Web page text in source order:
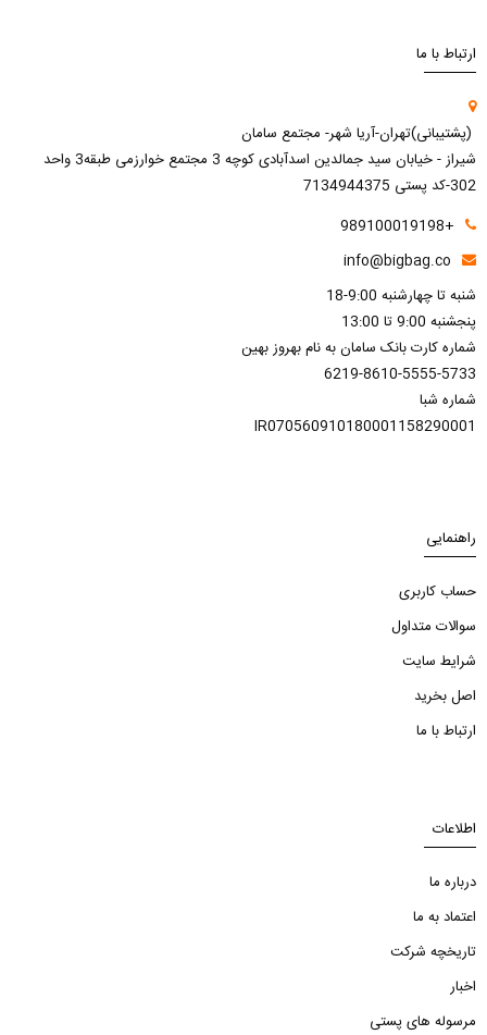
ارتباط با ما
(پشتیبانی)تهران-آریا شهر- مجتمع سامان
شیراز - خیابان سید جمالدین اسدآبادی کوچه 3 مجتمع خوارزمی طبقه3 واحد
302-کد پستی 7134944375
+989100019198
info@bigbag.co
شنبه تا چهارشنبه 9:00-18
پنجشنبه 9:00 تا 13:00
شماره کارت بانک سامان به نام بهروز بهین
6219-8610-5555-5733
شماره شبا
IR070560910180001158290001
راهنمایی
حساب کاربری
سوالات متداول
شرایط سایت
اصل بخرید
ارتباط با ما
اطلاعات
درباره ما
اعتماد به ما
تاریخچه شرکت
اخبار
مرسوله های پستی